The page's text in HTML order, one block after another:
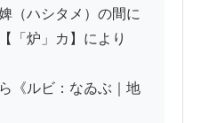
（ハシタメ）の間に
「炉」カ】により
《ルビ：なゐぶ｜地